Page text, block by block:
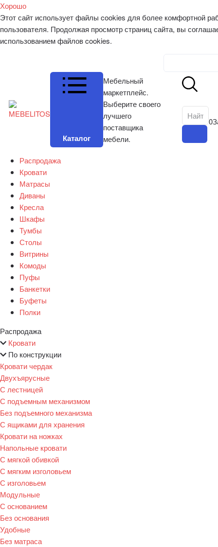
Хорошо
Этот сайт использует файлы cookies для более комфортной
пользователя. Продолжая просмотр страниц сайта, вы
использованием файлов cookies.
Каталог
Мебельный
маркетплейс.
Выберите своего
лучшего
поставщика
мебели.
0
Распродажа
Кровати
Матрасы
Диваны
Кресла
Шкафы
Тумбы
Столы
Витрины
Комоды
Пуфы
Банкетки
Буфеты
Полки
Распродажа
Кровати
По конструкции
Кровати чердак
Двухъярусные
С лестницей
С подъемным механизмом
Без подъемного механизма
С ящиками для хранения
Кровати на ножках
Напольные кровати
С мягкой обивкой
С мягким изголовьем
С изголовьем
Модульные
С основанием
Без основания
Удобные
Без матраса